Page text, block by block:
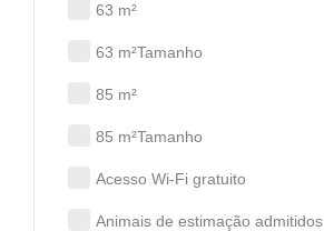
63 m²
63 m²Tamanho
85 m²
85 m²Tamanho
Acesso Wi-Fi gratuito
Animais de estimação admitidos